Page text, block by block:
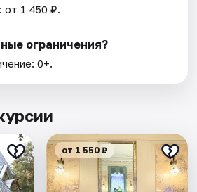
от 1 450 ₽.
ограничения?
0+.
от 1 550 ₽